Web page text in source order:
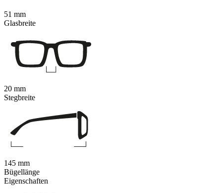
Eigenschaften
51 mm
Glasbreite
20 mm
Stegbreite
145 mm
Bügellänge